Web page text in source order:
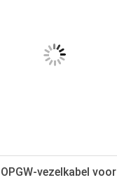
vezelkabel voor